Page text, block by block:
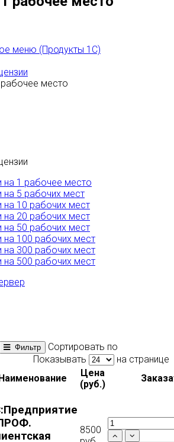
меню (Продукты 1С)
место
на 1 рабочее место
на 5 рабочих мест
на 10 рабочих мест
на 20 рабочих мест
на 50 рабочих мест
на 100 рабочих мест
на 300 рабочих мест
на 500 рабочих мест
Фильтр
Сортировать по
Показывать
на странице
Наименование
Цена
(руб.)
8500